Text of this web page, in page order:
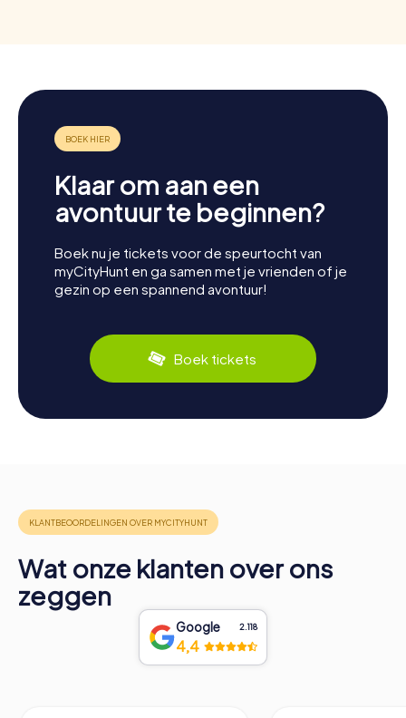
Klaar om aan een
avontuur te beginnen?
Boek nu je tickets voor de speurtocht van
myCityHunt en ga samen met je vrienden of je
gezin op een spannend avontuur!
Boek tickets
Wat onze klanten over ons
zeggen
Google 2.118
4,4